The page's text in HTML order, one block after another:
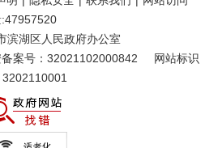
47957520
滨湖区人民政府办公室
案号：32021102000842
网站标识